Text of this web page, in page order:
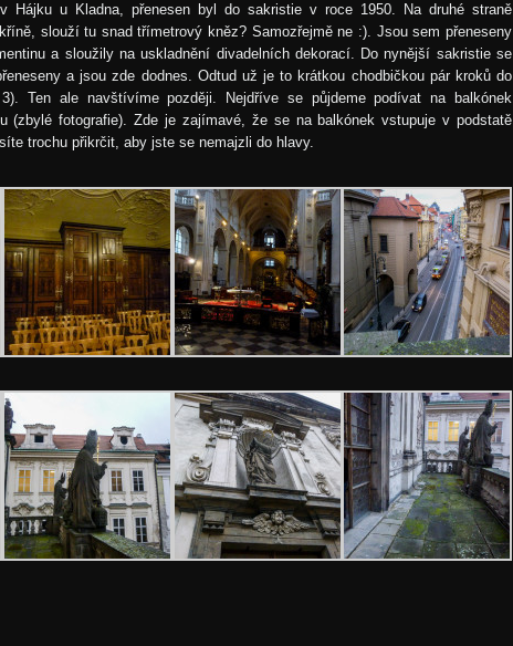
Hájku u Kladna, přenesen byl do sakristie v roce 1950. Na druhé straně
slouží tu snad třímetrový kněz? Samozřejmě ne :). Jsou sem přeneseny
a sloužily na uskladnění divadelních dekorací. Do nynější sakristie se
a jsou zde dodnes. Odtud už je to krátkou chodbičkou pár kroků do
Ten ale navštívíme později. Nejdříve se půjdeme podívat na balkónek
(zbylé fotografie). Zde je zajímavé, že se na balkónek vstupuje v podstatě
trochu přikrčit, aby jste se nemajzli do hlavy.